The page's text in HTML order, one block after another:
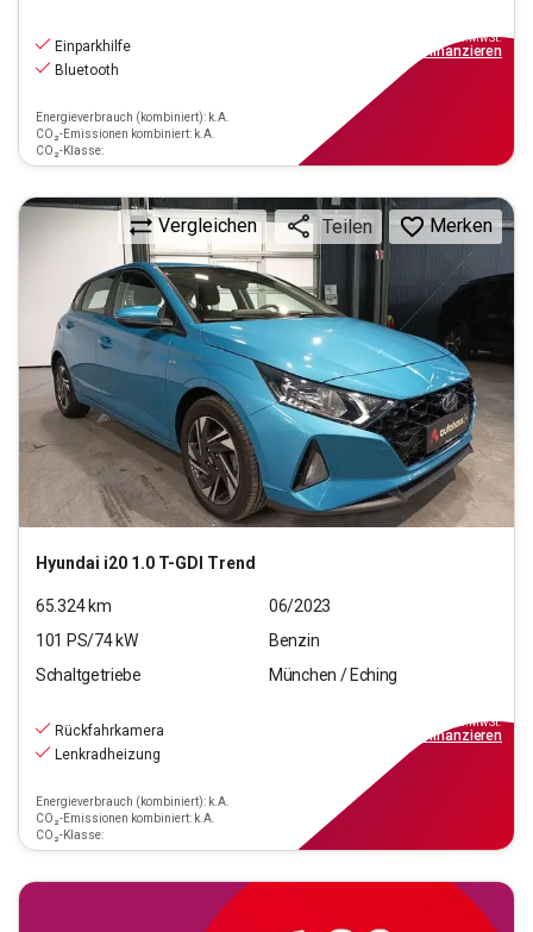
Einparkhilfe
Bluetooth
Energieverbrauch (kombiniert): k.A.
CO₂-Emissionen kombiniert: k.A.
CO₂-Klasse:
inkl.MwSt.
finanzieren
Hyundai i20 1.0 T-GDI Trend
Vergleichen Teilen Merken
65.324km
06/2023
101 PS/74kW
Benzin
Schaltgetriebe
München / Eching
Rückfahrkamera
Lenkradheizung
Energieverbrauch (kombiniert): k.A.
CO₂-Emissionen kombiniert: k.A.
CO₂-Klasse:
inkl.MwSt.
finanzieren